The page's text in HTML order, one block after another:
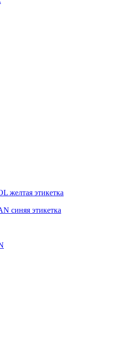
желтая этикетка
синяя этикетка